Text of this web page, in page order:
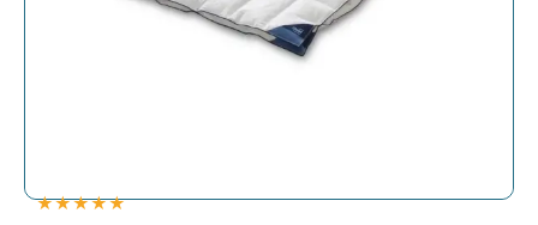
★★★★★